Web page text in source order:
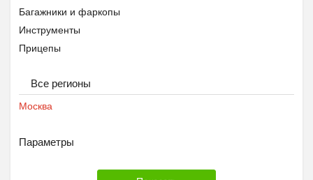
Багажники и фаркопы
Инструменты
Прицепы
Тюнинг
Шины, диски и колёса
Все регионы
Москва
Параметры